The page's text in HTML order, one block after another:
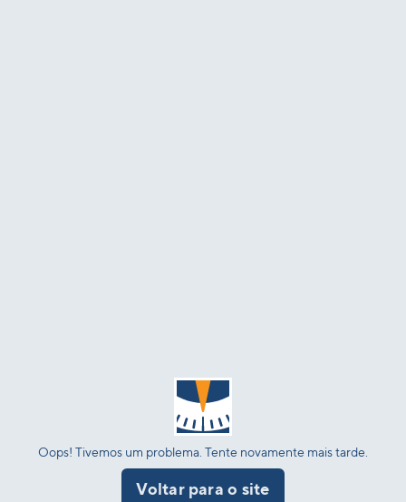
Oops! Tivemos um problema. Tente novamente mais tarde.
Voltar para o site